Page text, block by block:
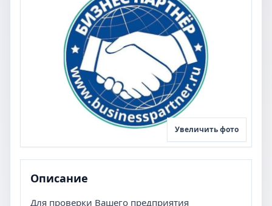
Увеличить фото
Описание
Для проверки Вашего предприятия